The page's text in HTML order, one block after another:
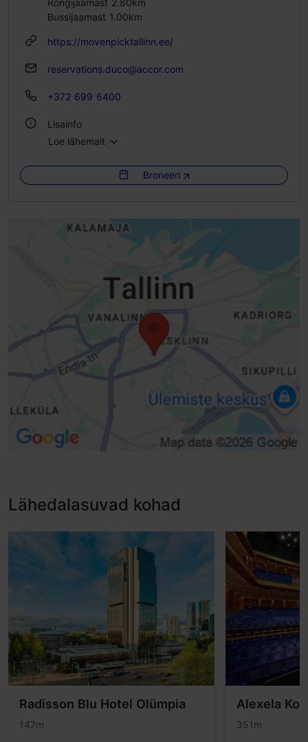
Rongijaamast 2.80km
Bussijaamast 1.00km
https://movenpicktallinn.ee/
reservations.duco@accor.com
+372 699 6400
Lisainfo
Loe lähemalt
Broneeri
Lähedalasuvad kohad
Radisson Blu Hotel Olümpia
147m
Alexela
351m